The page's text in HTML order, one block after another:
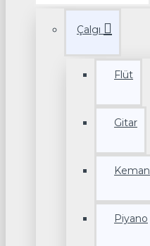
Çalgı
Flüt
Gitar
Keman
Piyano